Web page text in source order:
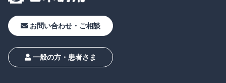
お問い合わせ・ご相談
一般の方・患者さま